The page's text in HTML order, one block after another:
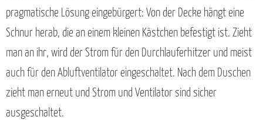
pragmatische Lösung eingebürgert: Von der Decke hängt eine
Schnur herab, die an einem kleinen Kästchen befestigt ist. Zieht
man an ihr, wird der Strom für den Durchlauferhitzer und meist
auch für den Abluftventilator eingeschaltet. Nach dem Duschen
zieht man erneut und Strom und Ventilator sind sicher
ausgeschaltet.